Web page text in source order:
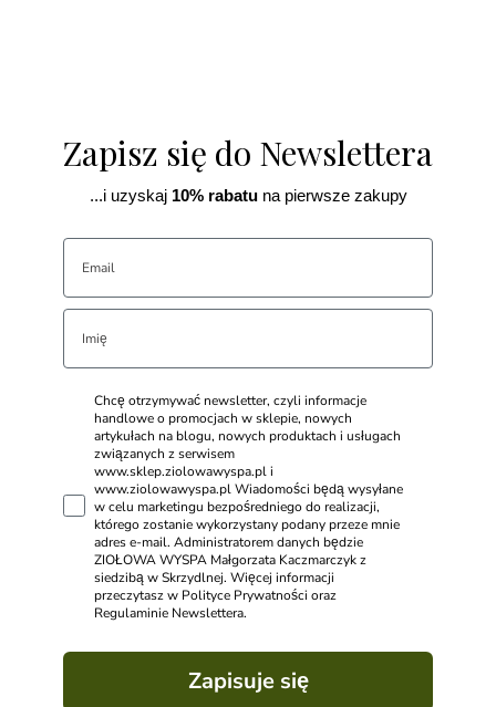
Zapisz się do Newslettera
...i uzyskaj10% rabatuna pierwsze zakupy
Chcę otrzymywać newsletter, czyli informacje
handlowe o promocjach w sklepie, nowych
artykułach na blogu, nowych produktach i usługach
związanych z serwisem
www.sklep.ziolowawyspa.pl i
www.ziolowawyspa.pl Wiadomości będą wysyłane
w celu marketingu bezpośredniego do realizacji,
którego zostanie wykorzystany podany przeze mnie
adres e-mail. Administratorem danych będzie
ZIOŁOWA WYSPA Małgorzata Kaczmarczyk z
siedzibą w Skrzydlnej. Więcej informacji
przeczytasz w Polityce Prywatności oraz
Regulaminie Newslettera.
Zapisuje się